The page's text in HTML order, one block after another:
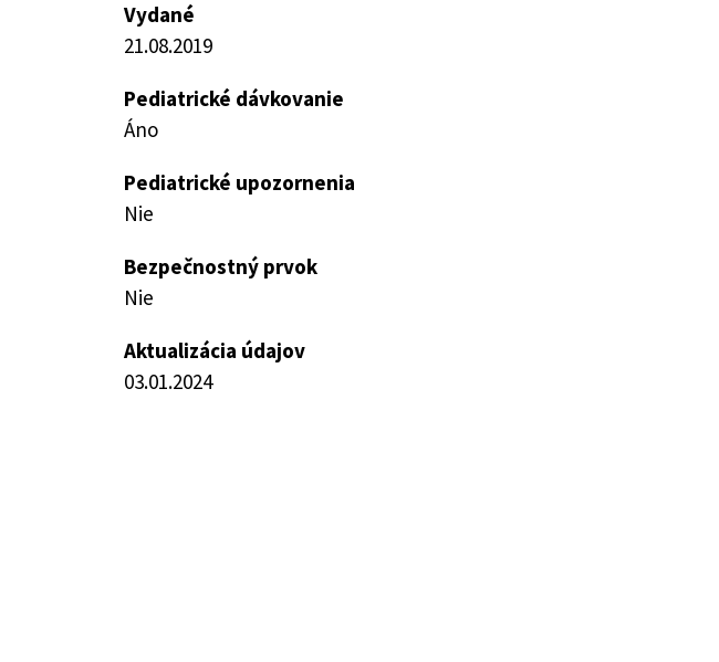
Vydané
21.08.2019
Pediatrické dávkovanie
Áno
Pediatrické upozornenia
Nie
Bezpečnostný prvok
Nie
Aktualizácia údajov
03.01.2024